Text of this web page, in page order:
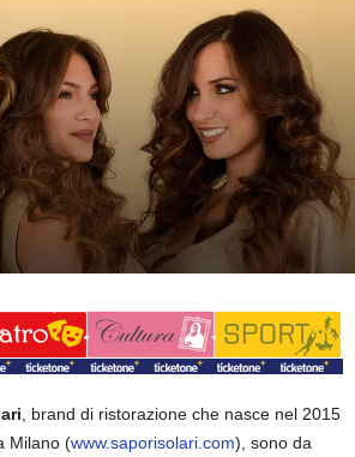
, brand di ristorazione che nasce nel 2015
Milano (www.saporisolari.com), sono da